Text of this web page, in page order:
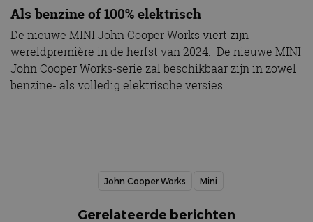
Als benzine of 100% elektrisch
De nieuwe MINI John Cooper Works viert zijn
wereldpremière in de herfst van 2024. De nieuwe MINI
John Cooper Works-serie zal beschikbaar zijn in zowel
benzine- als volledig elektrische versies.
John Cooper Works Mini
Gerelateerde berichten